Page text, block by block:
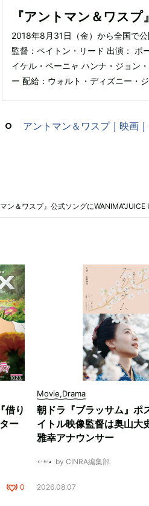
『アントマン＆ワスプ』
2018年8月31日（金）から全国で公
監督：ペイトン・リード 出演： ポ
イケル・ペーニャ ハンナ・ジョン
ー 配給：ウォルト・ディズニー・
アントマン＆ワスプ｜映画
ン＆ワスプ』公式ソングにWANIMA“JUICE
借り
ー
0
Movie,Drama
朝ドラ『ブラッサム』ポ
イトル映像監督は奥山大
雅幸アナウンサー
by CINRA編集部
2026.08.07